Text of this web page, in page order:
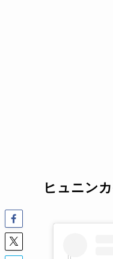
ヒュニン